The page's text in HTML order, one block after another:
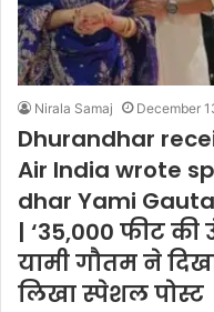
Nirala Samaj December
Dhurandhar
Air India wrote
dhar Yami
| ‘35,000 फीट की
यामी गौतम ने
लिखा स्पेशल पोस्ट